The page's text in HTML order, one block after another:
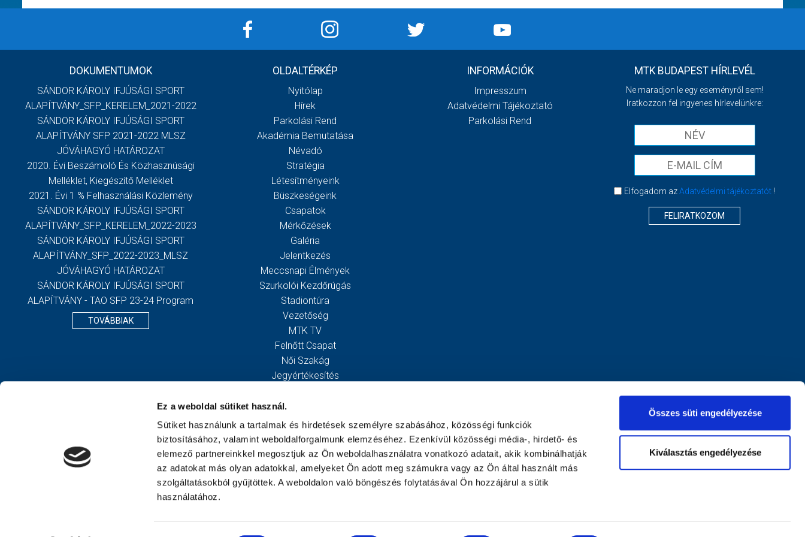
Ez a weboldal sütiket használ.
Sütiket használunk a tartalmak és hirdetések személyre szabásához, közösségi funkciók
biztosításához, valamint weboldalforgalmunk elemzéséhez. Ezenkívül közösségi média-, hirdető- és
elemező partnereinkkel megosztjuk az Ön weboldalhasználatra vonatkozó adatait, akik kombinálhatják
az adatokat más olyan adatokkal, amelyeket Ön adott meg számukra vagy az Ön által használt más
szolgáltatásokból gyűjtöttek. A weboldalon való böngészés folytatásával Ön hozzájárul a sütik
használatához.
Összes süti engedélyezése
Kiválasztás engedélyezése
DOKUMENTUMOK
SÁNDOR KÁROLY IFJÚSÁGI SPORT
ALAPÍTVÁNY_SFP_KERELEM_2021-2022
SÁNDOR KÁROLY IFJÚSÁGI SPORT
ALAPÍTVÁNY SFP 2021-2022 MLSZ
JÓVÁHAGYÓ HATÁROZAT
2020. Évi Beszámoló És Közhasznúsági
Melléklet, Kiegészítő Melléklet
2021. Évi 1 % Felhasználási Közlemény
SÁNDOR KÁROLY IFJÚSÁGI SPORT
ALAPÍTVÁNY_SFP_KERELEM_2022-2023
SÁNDOR KÁROLY IFJÚSÁGI SPORT
ALAPÍTVÁNY_SFP_2022-2023_MLSZ
JÓVÁHAGYÓ HATÁROZAT
SÁNDOR KÁROLY IFJÚSÁGI SPORT
ALAPÍTVÁNY - TAO SFP 23-24 Program
TOVÁBBIAK
OLDALTÉRKÉP
Nyitólap
Hírek
Parkolási Rend
Akadémia Bemutatása
Névadó
Stratégia
Létesítményeink
Büszkeségeink
Csapatok
Mérkőzések
Galéria
Jelentkezés
Meccsnapi Élmények
Szurkolói Kezdőrúgás
Stadiontúra
Vezetőség
MTK TV
Felnőtt Csapat
Női Szakág
Jegyértékesítés
Egyesület
Kapcsolat
INFORMÁCIÓK
Impresszum
Adatvédelmi Tájékoztató
Parkolási Rend
MTK BUDAPEST HÍRLEVÉL
Ne maradjon le egy eseményről sem!
Iratkozzon fel ingyenes hírlevelünkre:
Elfogadom azAdatvédelmi tájékoztatót !
FELIRATKOZOM